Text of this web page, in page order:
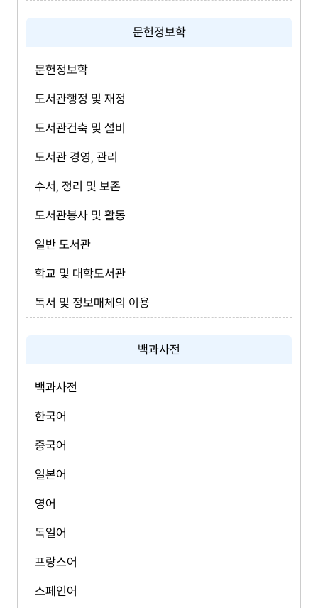
문헌정보학
문헌정보학
도서관행정 및 재정
도서관건축 및 설비
도서관 경영, 관리
수서, 정리 및 보존
도서관봉사 및 활동
일반 도서관
학교 및 대학도서관
독서 및 정보매체의 이용
백과사전
백과사전
한국어
중국어
일본어
영어
독일어
프랑스어
스페인어